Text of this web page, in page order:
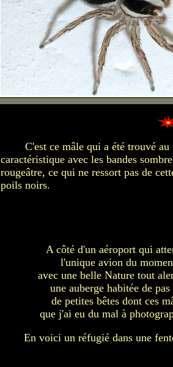
C'est ce mâle qui a été trouvé
caractéristique avec les bandes
rougeâtre, ce qui ne ressort pas de
poils noirs.
A côté d'un aéroport qui
l'unique avion du
avec une belle Nature tout
une auberge habitée de
de petites bêtes dont ces
que j'ai eu du mal à
En voici un réfugié dans une